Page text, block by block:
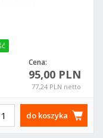
Cena:
95,00 PLN
77,24 PLN netto
do koszyka